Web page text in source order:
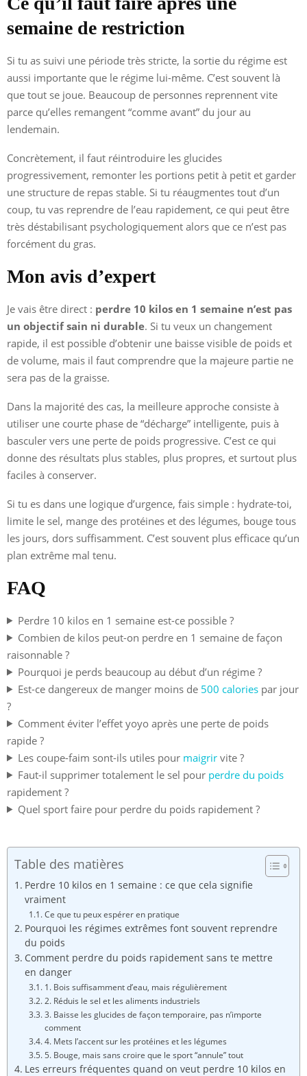
semaine de restriction
Si tu as suivi une période très stricte, la sortie du régime est
aussi importante que le régime lui-même. C’est souvent là
que tout se joue. Beaucoup de personnes reprennent vite
parce qu’elles remangent “comme avant” du jour au
lendemain.
Concrètement, il faut réintroduire les glucides
progressivement, remonter les portions petit à petit et garder
une structure de repas stable. Si tu réaugmentes tout d’un
coup, tu vas reprendre de l’eau rapidement, ce qui peut être
très déstabilisant psychologiquement alors que ce n’est pas
forcément du gras.
Mon avis d’expert
Je vais être direct : perdre 10 kilos en 1 semaine n’est pas
un objectif sain ni durable. Si tu veux un changement
rapide, il est possible d’obtenir une baisse visible de poids et
de volume, mais il faut comprendre que la majeure partie ne
sera pas de la graisse.
Dans la majorité des cas, la meilleure approche consiste à
utiliser une courte phase de “décharge” intelligente, puis à
basculer vers une perte de poids progressive. C’est ce qui
donne des résultats plus stables, plus propres, et surtout plus
faciles à conserver.
Si tu es dans une logique d’urgence, fais simple : hydrate-toi,
limite le sel, mange des protéines et des légumes, bouge tous
les jours, dors suffisamment. C’est souvent plus efficace qu’un
plan extrême mal tenu.
FAQ
Perdre 10 kilos en 1 semaine est-ce possible ?
Combien de kilos peut-on perdre en 1 semaine de façon
raisonnable ?
Pourquoi je perds beaucoup au début d’un régime ?
Est-ce dangereux de manger moins de 500 caloriespar jour
?
Comment éviter l’effet yoyo après une perte de poids
rapide ?
Les coupe-faim sont-ils utiles pour maigrirvite ?
Faut-il supprimer totalement le sel pour perdre du poids
rapidement ?
Quel sport faire pour perdre du poids rapidement ?
Table des matières
Perdre 10 kilos en 1 semaine : ce que cela signifie
vraiment
Ce que tu peux espérer en pratique
Pourquoi les régimes extrêmes font souvent reprendre
du poids
Comment perdre du poids rapidement sans te mettre
en danger
1. Bois suffisamment d’eau, mais régulièrement
2. Réduis le sel et les aliments industriels
3. Baisse les glucides de façon temporaire, pas n’importe
comment
4. Mets l’accent sur les protéines et les légumes
5. Bouge, mais sans croire que le sport “annule” tout
Les erreurs fréquentes quand on veut perdre 10 kilos en